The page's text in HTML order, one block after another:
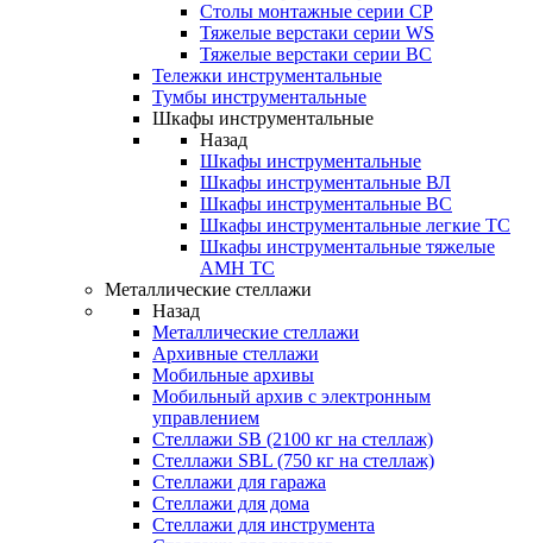
Столы монтажные серии СР
Тяжелые верстаки серии WS
Тяжелые верстаки серии ВС
Тележки инструментальные
Тумбы инструментальные
Шкафы инструментальные
Назад
Шкафы инструментальные
Шкафы инструментальные ВЛ
Шкафы инструментальные ВС
Шкафы инструментальные легкие ТС
Шкафы инструментальные тяжелые
AMH TC
Металлические стеллажи
Назад
Металлические стеллажи
Архивные стеллажи
Мобильные архивы
Мобильный архив с электронным
управлением
Стеллажи SB (2100 кг на стеллаж)
Стеллажи SBL (750 кг на стеллаж)
Стеллажи для гаража
Стеллажи для дома
Стеллажи для инструмента